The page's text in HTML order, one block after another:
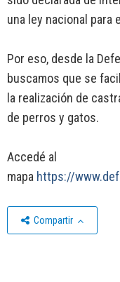
una ley nacional para
Por eso, desde la
buscamos que se
la realización de
de perros y gatos.
Accedé al
mapa https://
Compartir